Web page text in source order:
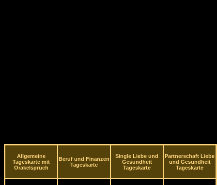
Allgemeine
Tageskarte mit
Orakelspruch
Beruf und Finanzen
Tageskarte
Single Liebe und
Gesundheit
Tageskarte
Partnerschaft Liebe
und Gesundheit
Tageskarte